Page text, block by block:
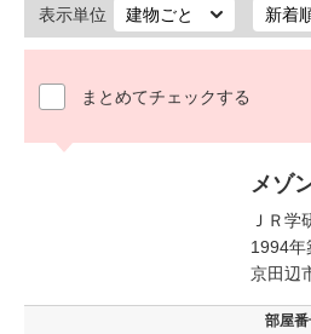
表示単位
まとめてチェックする
メゾ
ＪＲ
1994年
京田辺
部屋